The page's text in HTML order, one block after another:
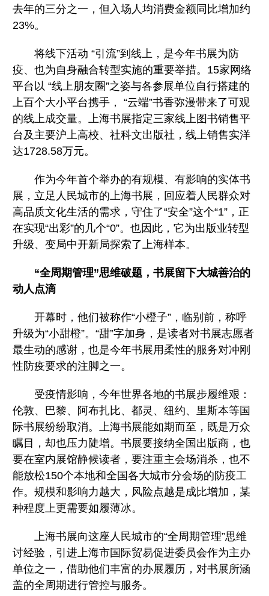
去年的三分之一，但入场人均消费金额同比增加约
23%。
将线下活动 “引流”到线上，是今年书展为防
疫、也为自身融合转型实施的重要举措。15家网络
平台以 “线上朋友圈”之姿与各参展单位自行搭建的
上百个大小平台携手， “云端”书香弥漫带来了可观
的线上成交量。上海书展指定三家线上图书销售平
台及主要沪上高校、社科文出版社，线上销售实洋
达1728.58万元。
作为今年首个举办的有规模、有影响的实体书
展，立足人民城市的上海书展，回应着人民群众对
高品质文化生活的需求，守住了“安全”这个“1”，正
在实现“出彩”的几个“0”。也因此，它为出版业转型
升级、变局中开新局探索了上海样本。
“全周期管理”思维破题，书展留下大城善治的
动人点滴
开幕时，他们被称作“小橙子”，临别前，称呼
升级为“小甜橙”。“甜”字加身，是读者对书展志愿者
最生动的感谢，也是今年书展用柔性的服务对冲刚
性防疫要求的注脚之一。
受疫情影响，今年世界各地的书展步履维艰：
伦敦、巴黎、阿布扎比、都灵、纽约、里斯本等国
际书展纷纷取消。上海书展能如期而至，既是万众
瞩目，却也压力陡增。书展要接纳全国出版商，也
要在室内展馆静候读者，要注重主会场消杀，也不
能放松150个本地和全国各大城市分会场的防疫工
作。规模和影响力越大，风险点越是成比增加，某
种程度上更需要如履薄冰。
上海书展向这座人民城市的“全周期管理”思维
讨经验，引进上海市国际贸易促进委员会作为主办
单位之一，借助他们丰富的办展履历，对书展所涵
盖的全周期进行管控与服务。